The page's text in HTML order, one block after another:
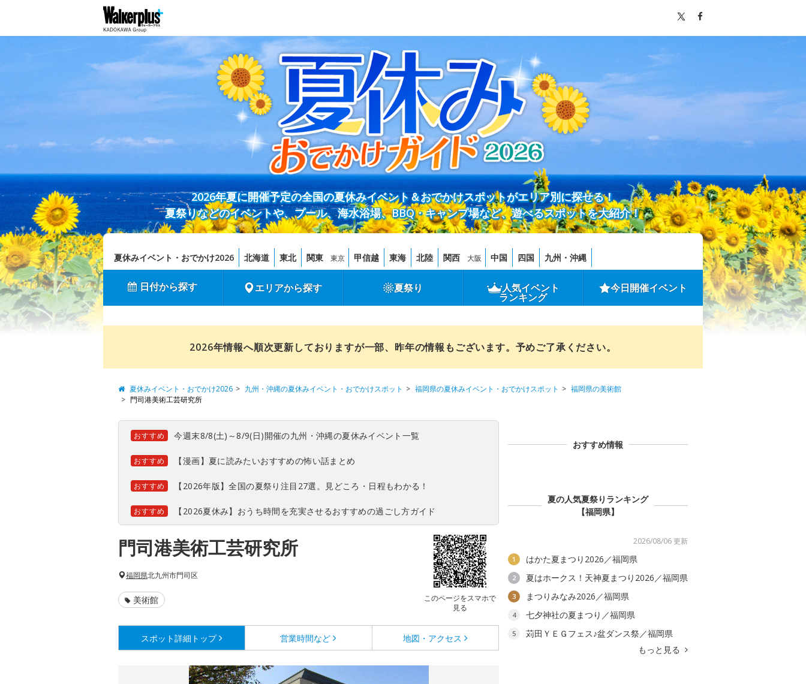
2026年夏に開催予定の全国の夏休みイベント＆おでかけスポットがエリア別に探せる！
夏祭りなどのイベントや、プール、海水浴場、BBQ・キャンプ場など、遊べるスポットを大紹介！
夏休みイベント・おでかけ2026 北海道 東北 関東 東京 甲信越 東海 北陸 関西 大阪 中国 四国 九州・沖縄
日付から探す エリアから探す 夏祭り 人気イベント
ランキング
今日開催イベント
2026年情報へ順次更新しておりますが一部、昨年の情報もございます。予めご了承ください。
夏休みイベント・おでかけ2026 九州・沖縄の夏休みイベント・おでかけスポット 福岡県の夏休みイベント・おでかけスポット
福岡県の美術館
門司港美術工芸研究所
おすすめ 今週末8/8(土)～8/9(日)開催の九州・沖縄の夏休みイベント一覧
おすすめ 【漫画】夏に読みたいおすすめの怖い話まとめ
おすすめ 【2026年版】全国の夏祭り注目27選。見どころ・日程もわかる！
おすすめ 【2026夏休み】おうち時間を充実させるおすすめの過ごし方ガイド
門司港美術工芸研究所
このページをスマホで
見る
福岡県北九州市門司区
美術館
スポット詳細 トップ 営業時間など 地図・アクセス
おすすめ情報
夏の人気夏祭りランキング
【福岡県】
2026/08/06 更新
1 はかた夏まつり2026／福岡県
2 夏はホークス！天神夏まつり2026／福岡県
3 まつりみなみ2026／福岡県
4 七夕神社の夏まつり／福岡県
5
苅田ＹＥＧフェス♪盆ダンス祭／福岡県
もっと見る